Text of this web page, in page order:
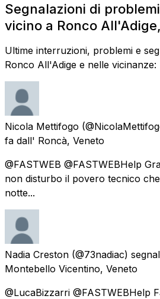
Segnalazioni di
vicino a Ronco
Ultime interruzioni, problemi e
Ronco All'Adige e nelle vicinanze:
Nicola Mettifogo
fa dall' Roncà, Veneto
@FASTWEB @FASTWEBHelp
non disturbo il povero tecnico
notte...
Nadia Creston (@73nadiac)
Montebello Vicentino, Veneto
@LucaBizzarri @FASTWEBHelp